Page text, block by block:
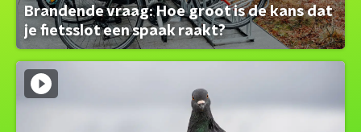
Brandende vraag: Hoe groot is de kans dat
je fietsslot een spaak raakt?